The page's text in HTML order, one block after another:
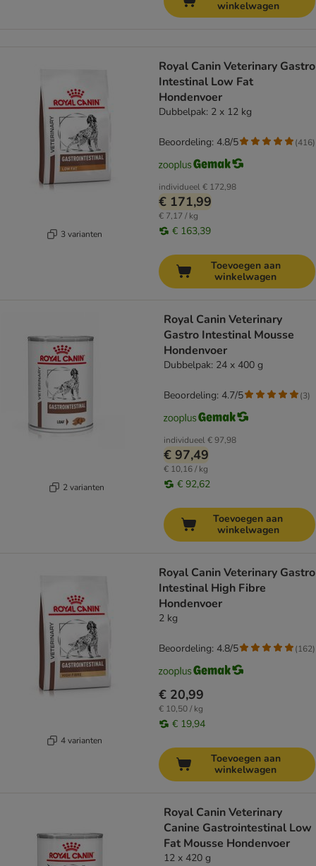
winkelwagen
3 varianten
Royal Canin Veterinary Gastro
Intestinal Low Fat
Hondenvoer
Dubbelpak: 2 x 12 kg
individueel€ 172,98
€ 171,99
€ 7,17 / kg
€ 163,39
Beoordeling: 4.8/5 (416)
Toevoegen aan
winkelwagen
2 varianten
Royal Canin Veterinary
Gastro Intestinal Mousse
Hondenvoer
Dubbelpak: 24 x 400 g
individueel€ 97,98
€ 97,49
€ 10,16 / kg
€ 92,62
Beoordeling: 4.7/5 (3)
Toevoegen aan
winkelwagen
4 varianten
Royal Canin Veterinary Gastro
Intestinal High Fibre
Hondenvoer
2 kg
€ 20,99
€ 10,50 / kg
€ 19,94
Beoordeling: 4.8/5 (162)
Toevoegen aan
winkelwagen
Royal Canin Veterinary
Canine Gastrointestinal Low
Fat Mousse Hondenvoer
12 x 420 g